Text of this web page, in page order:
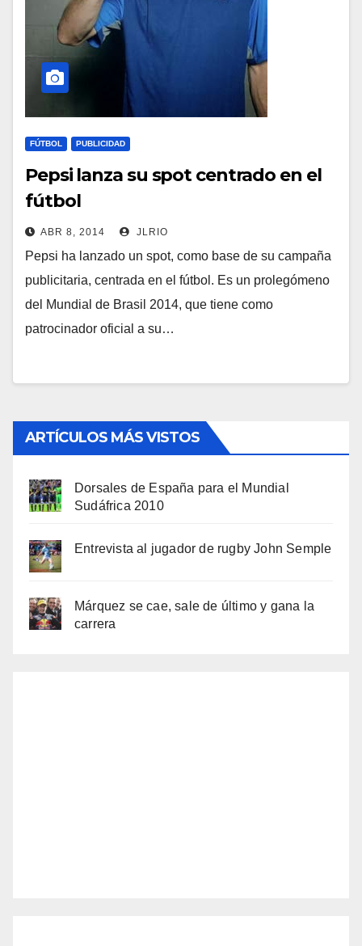
FÚTBOL PUBLICIDAD
Pepsi lanza su spot centrado en el
fútbol
ABR 8, 2014 JLRIO
Pepsi ha lanzado un spot, como base de su campaña
publicitaria, centrada en el fútbol. Es un prolegómeno
del Mundial de Brasil 2014, que tiene como
patrocinador oficial a su…
ARTÍCULOS MÁS VISTOS
Dorsales de España para el Mundial
Sudáfrica 2010
Entrevista al jugador de rugby John Semple
Márquez se cae, sale de último y gana la
carrera